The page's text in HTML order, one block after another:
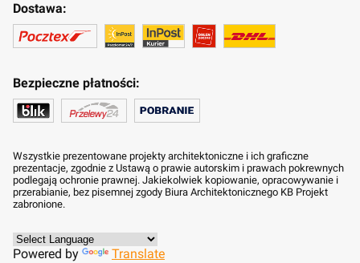
Dostawa:
Bezpieczne płatności:
Wszystkie prezentowane projekty architektoniczne i ich graficzne
prezentacje, zgodnie z Ustawą o prawie autorskim i prawach pokrewnych
podlegają ochronie prawnej. Jakiekolwiek kopiowanie, opracowywanie i
przerabianie, bez pisemnej zgody Biura Architektonicznego KB Projekt
zabronione.
Powered by Translate